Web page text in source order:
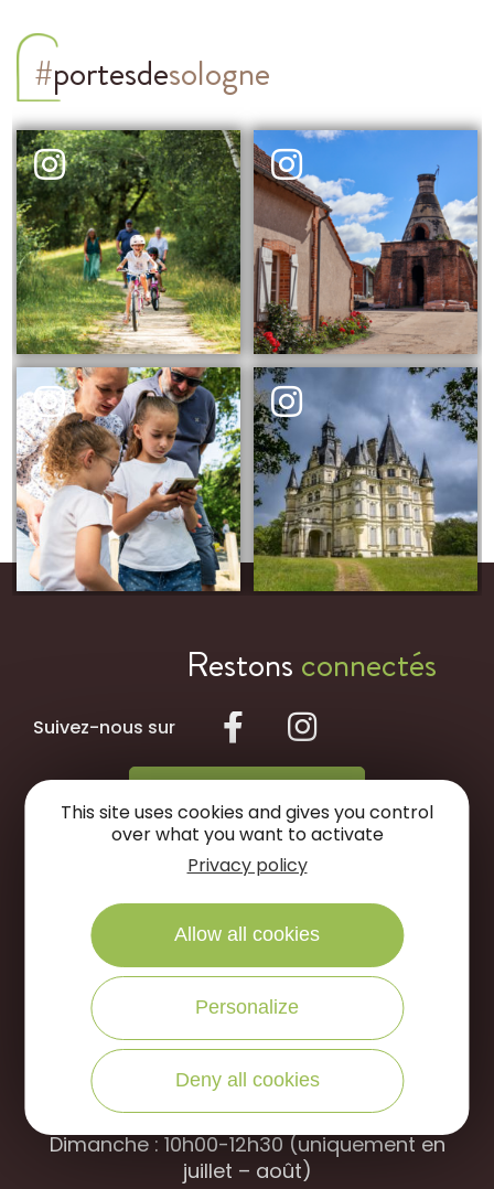
#portesdesologne
Restonsconnectés
Suivez-nous sur
NOUS ÉCRIRE
NOUS APPELER
Office de Tourisme des Portes de Sologne
Rue des jardins, 45240 La
Ferté Saint-
Aubin
Ouverture d’avril à septembre
Du mardi au samedi : 9h30-12h30 / 14h00-
18h00
Dimanche : 10h00-12h30 (uniquement en
juillet – août)
This site uses cookies and gives you control
over what you want to activate
Privacy policy
Allow all cookies
Personalize
Deny all cookies